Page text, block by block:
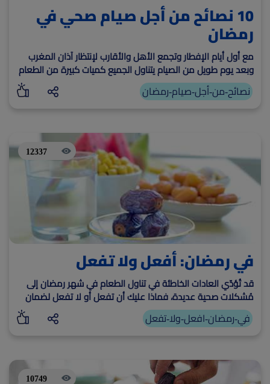
10 نصائح من أجل صيام صحي في
رمضان
مع أول أيام الإفطار وتجمع الأهل والأقارب لإنتظار آذان المغرب
وبعد يوم طويل من الصيام يتناول الجميع كميات كبيرة من الطعام
والسكريات والوجبات مليئة الكربوهيدرات
نصائح-من-أجل-صيام-رمضان
12337
في رمضان: أفعل ولا تفعل
قد تُؤدّي العادات الخاطئة في تناول الطعام في شهر رمضان إلى
مُشكلات صحية عديدة، فماذا عليك أن تفعل أو لا تفعل لضمان
الإفطار الصحي في رمضان؟
في-رمضان-افعل-ولا-تفعل
10749